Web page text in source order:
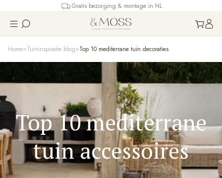
Gratis bezorging & montage in NL
Home Tuininspiratie blog Top 10 mediterrane tuin decoraties
Top 10 mediterrane
tuin accessoires